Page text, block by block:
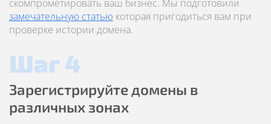
скомпрометировать ваш бизнес. Мы подготовили
замечательную статью которая пригодиться вам при
проверке истории домена.
Шаг 4
Зарегистрируйте домены в
различных зонах